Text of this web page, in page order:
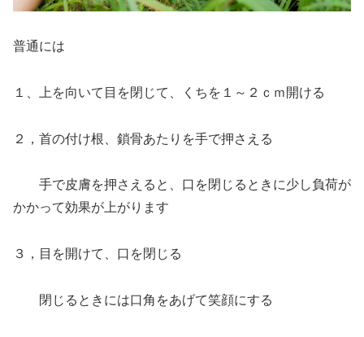
普通には
１、上を向いて目を閉じて、くちを１～２ｃｍ開ける
２，首の付け根、鎖骨あたりを手で押さえる
手で皮膚を押さえると、口を閉じるときに少し負荷が
かかって効果が上がります
３，目を開けて、口を閉じる
閉じるときには口角をあげて笑顔にする